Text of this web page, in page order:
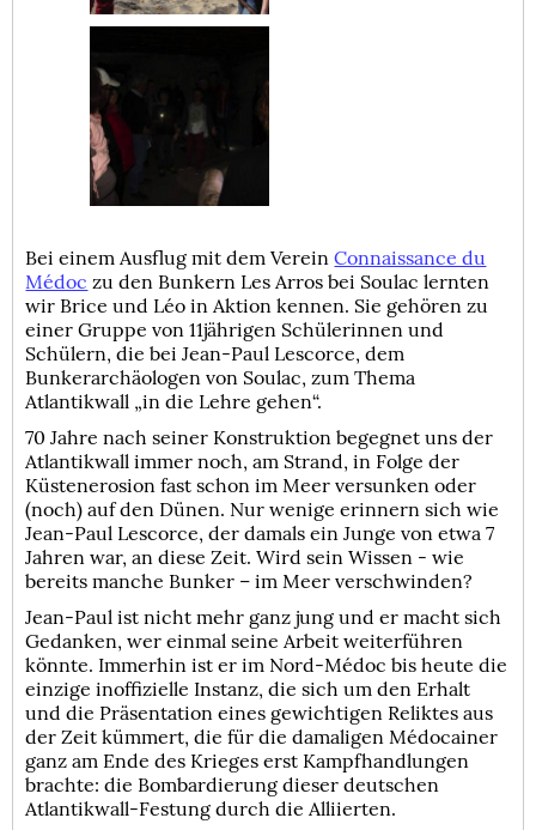
Bei einem Ausflug mit dem VereinConnaissance du
Médoc zu den Bunkern Les Arros bei Soulac lernten
wir Brice und Léo in Aktion kennen. Sie gehören zu
einer Gruppe von 11jährigen Schülerinnen und
Schülern, die bei Jean-Paul Lescorce, dem
Bunkerarchäologen von Soulac, zum Thema
Atlantikwall „in die Lehre gehen“.
70 Jahre nach seiner Konstruktion begegnet uns der
Atlantikwall immer noch, am Strand, in Folge der
Küstenerosion fast schon im Meer versunken oder
(noch) auf den Dünen. Nur wenige erinnern sich wie
Jean-Paul Lescorce, der damals ein Junge von etwa 7
Jahren war, an diese Zeit. Wird sein Wissen - wie
bereits manche Bunker – im Meer verschwinden?
Jean-Paul ist nicht mehr ganz jung und er macht sich
Gedanken, wer einmal seine Arbeit weiterführen
könnte. Immerhin ist er im Nord-Médoc bis heute die
einzige inoffizielle Instanz, die sich um den Erhalt
und die Präsentation eines gewichtigen Reliktes aus
der Zeit kümmert, die für die damaligen Médocainer
ganz am Ende des Krieges erst Kampfhandlungen
brachte: die Bombardierung dieser deutschen
Atlantikwall-Festung durch die Alliierten.